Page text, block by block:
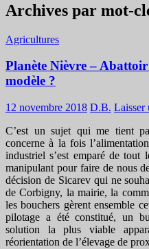
Archives par mot-
Agricultures
Planète Nièvre –
modèle ?
12 novembre 2018 D.B. Laisser
C’est un sujet qui me tient
concerne à la fois
industriel s’est emparé de
manipulant pour faire de nous
décision de Sicarev qui ne
de Corbigny, la mairie, la
les bouchers gèrent ensemble
pilotage a été constitué, un
solution la plus viable
réorientation de l’élevage de